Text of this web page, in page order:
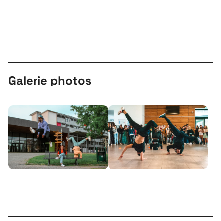
À propos
Projets
Contact
Recrutement
Galerie photos